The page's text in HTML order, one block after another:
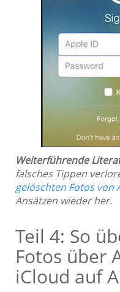
Weiterführende
falsches Tippen
gelöschten Fotos von
Ansätzen wieder her.
Teil 4: So
Fotos über
iCloud auf